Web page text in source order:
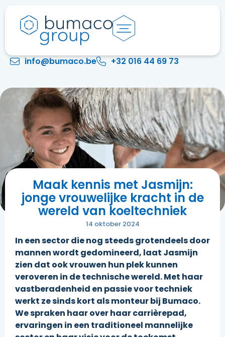
info@bumaco.be +32 016 44 69 73
Maak kennis met Jasmijn:
jonge vrouwelijke kracht in de
wereld van koeltechniek
14 oktober 2024
In een sector die nog steeds grotendeels door
mannen wordt gedomineerd, laat Jasmijn
zien dat ook vrouwen hun plek kunnen
veroveren in de technische wereld. Met haar
vastberadenheid en passie voor techniek
werkt ze sinds kort als monteur bij Bumaco.
We spraken haar over haar carrièrepad,
ervaringen in een traditioneel mannelijke